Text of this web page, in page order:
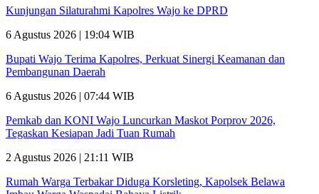
Kunjungan Silaturahmi Kapolres Wajo ke DPRD
6 Agustus 2026 | 19:04 WIB
Bupati Wajo Terima Kapolres, Perkuat Sinergi Keamanan dan
Pembangunan Daerah
6 Agustus 2026 | 07:44 WIB
Pemkab dan KONI Wajo Luncurkan Maskot Porprov 2026,
Tegaskan Kesiapan Jadi Tuan Rumah
2 Agustus 2026 | 21:11 WIB
Rumah Warga Terbakar Diduga Korsleting, Kapolsek Belawa